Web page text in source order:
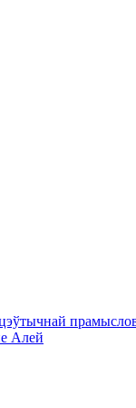
Алей